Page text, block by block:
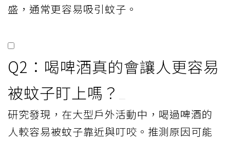
盛，通常更容易吸引蚊子。
Q2：喝啤酒真的會讓人更容易
被蚊子盯上嗎？
研究發現，在大型戶外活動中，喝過啤酒的
人較容易被蚊子靠近與叮咬。推測原因可能